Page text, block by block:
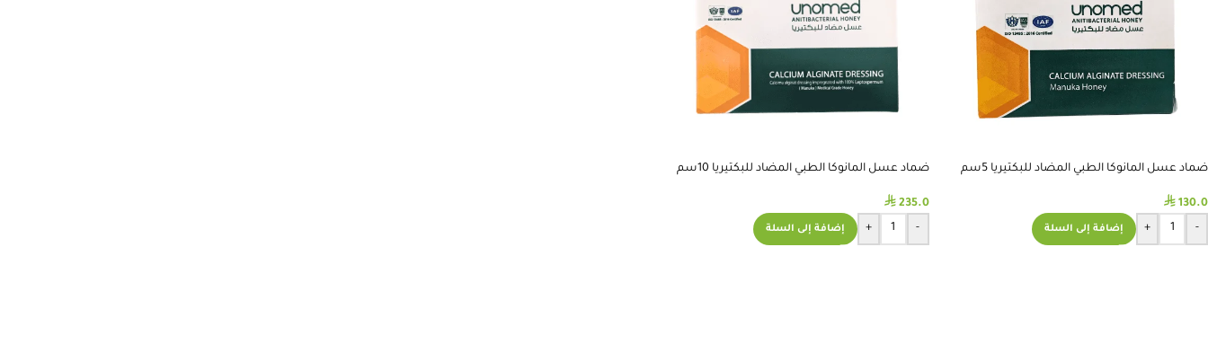
ضماد عسل المانوكا الطبي المضاد للبكتيريا 5سم
⃁ 130.0
-
+ إضافة إلى السلة
ضماد عسل المانوكا الطبي المضاد للبكتيريا 10سم
⃁235.0
-
+ إضافة إلى السلة